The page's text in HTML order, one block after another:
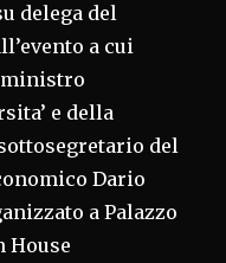
delega del
a cui
ministro
e della
del
Dario
a Palazzo
House